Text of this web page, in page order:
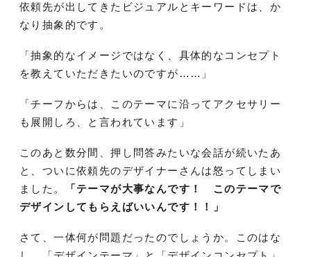
依頼先が出してきたビジュアルとキーワードは、か
なり抽象的です。
「抽象的なイメージではなく、具体的なコンセプト
を教えていただきたいのですが……」
「チーフからは、このテーマに沿ってアクセサリー
も展開しろ、と言われています」
このあと数分間、押し問答みたいな会話が続いたあ
と、ついに依頼先のデザイナーさんは怒ってしまい
ました。
「テーマが大事なんです！ このテーマで
デザインしてもらえばいいんです！！」
さて、一体何が問題だったのでしょうか。このはな